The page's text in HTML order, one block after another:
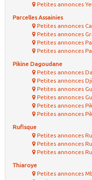
Petites annonces
Parcelles Assainies
Petites annonces
Petites annonces
Petites annonces
Petites annonces
Pikine Dagoudane
Petites annonces
Petites annonces
Petites annonces
Petites annonces
Petites annonces
Petites annonces
Rufisque
Petites annonces
Petites annonces
Petites annonces
Thiaroye
Petites annonces